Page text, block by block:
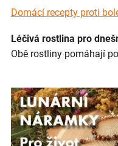
Domácí recepty proti
Léčivá rostlina pro
Obě rostliny pomáhají